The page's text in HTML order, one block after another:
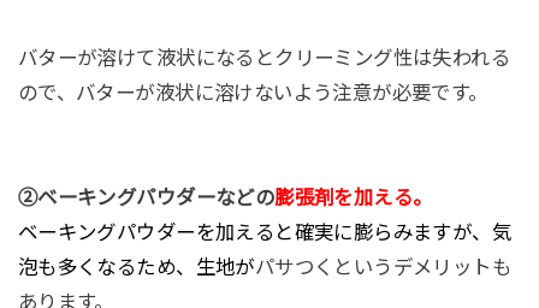
バターが溶けて液状になるとクリーミング性は失われる
ので、バターが液状に溶けないよう注意が必要です。
②ベーキングパウダーなどの膨張剤を加える。
ベーキングパウダーを加えると確実に膨らみますが、気
泡も多くなるため、生地がパサつくというデメリットも
あります。